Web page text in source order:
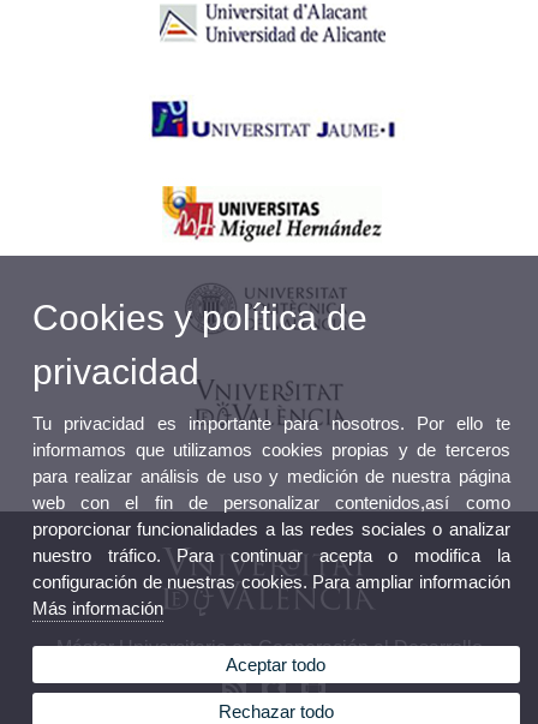
Máster Universitario en Cooperación al Desarrollo
Cookies y política de
privacidad
Tu privacidad es importante para nosotros. Por ello te
informamos que utilizamos cookies propias y de terceros
para realizar análisis de uso y medición de nuestra página
web con el fin de personalizar contenidos,así como
proporcionar funcionalidades a las redes sociales o analizar
nuestro tráfico. Para continuar acepta o modifica la
configuración de nuestras cookies. Para ampliar información
Más información
Aceptar todo
Rechazar todo